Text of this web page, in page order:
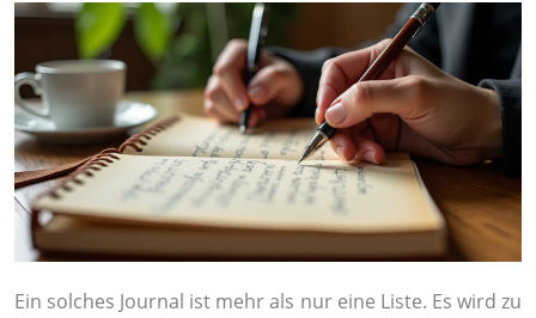
Ein solches Journal ist mehr als nur eine Liste. Es wird zu